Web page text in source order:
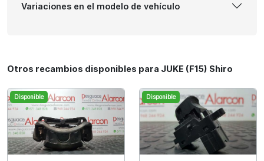
Variaciones en el modelo de vehículo
Otros recambios disponibles para JUKE (F15) Shiro
Disponible Disponible